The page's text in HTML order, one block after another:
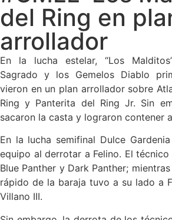
del Ring en
arrollador
En la lucha estelar, “Los
Sagrado y los Gemelos Diablo
vieron en un plan arrollador sobre
Ring y Panterita del Ring Jr. Sin
sacaron la casta y lograron contener
En la lucha semifinal Dulce
equipo al derrotar a Felino. El
Blue Panther y Dark Panther;
rápido de la baraja tuvo a su lado a
Villano III.